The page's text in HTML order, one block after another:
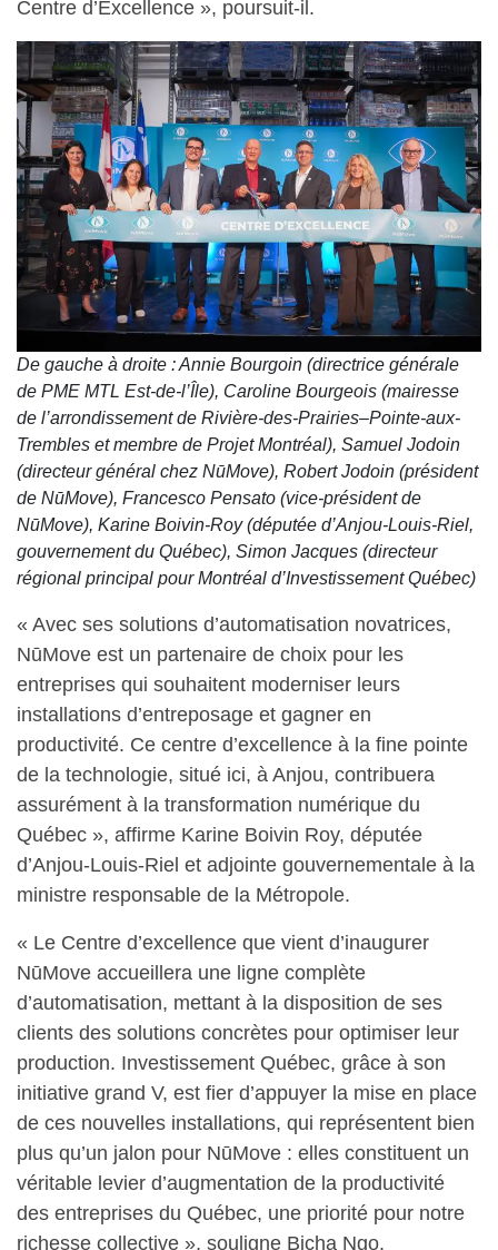
Centre d’Excellence », poursuit-il.
De gauche à droite : Annie Bourgoin (directrice générale
de PME MTL Est-de-l’Île), Caroline Bourgeois (mairesse
de l’arrondissement de Rivière-des-Prairies–Pointe-aux-
Trembles et membre de Projet Montréal), Samuel Jodoin
(directeur général chez NūMove), Robert Jodoin (président
de NūMove), Francesco Pensato (vice-président de
NūMove), Karine Boivin-Roy (députée d’Anjou-Louis-Riel,
gouvernement du Québec), Simon Jacques (directeur
régional principal pour Montréal d’Investissement Québec)
« Avec ses solutions d’automatisation novatrices,
NūMove est un partenaire de choix pour les
entreprises qui souhaitent moderniser leurs
installations d’entreposage et gagner en
productivité. Ce centre d’excellence à la fine pointe
de la technologie, situé ici, à Anjou, contribuera
assurément à la transformation numérique du
Québec », affirme Karine Boivin Roy, députée
d’Anjou-Louis-Riel et adjointe gouvernementale à la
ministre responsable de la Métropole.
« Le Centre d’excellence que vient d’inaugurer
NūMove accueillera une ligne complète
d’automatisation, mettant à la disposition de ses
clients des solutions concrètes pour optimiser leur
production. Investissement Québec, grâce à son
initiative grand V, est fier d’appuyer la mise en place
de ces nouvelles installations, qui représentent bien
plus qu’un jalon pour NūMove : elles constituent un
véritable levier d’augmentation de la productivité
des entreprises du Québec, une priorité pour notre
richesse collective », souligne Bicha Ngo,